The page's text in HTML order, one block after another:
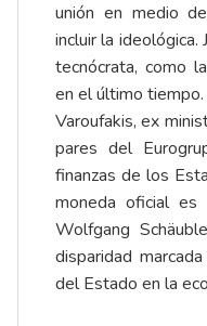
unión en medio
incluir la ideológica.
tecnócrata, como
en el último
Varoufakis, ex
pares del
finanzas de los
moneda oficial es
Wolfgang
disparidad
del Estado en la